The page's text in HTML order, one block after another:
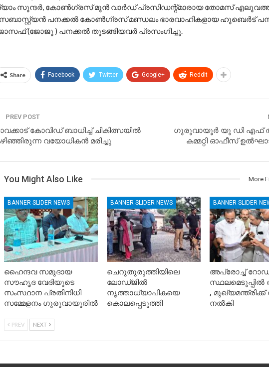
സുന്ദർ, കോൺഗ്രസ്‌ മുൻ വാർഡ് പ്രസിഡന്റ്‌മാരായ തോമസ്
പനക്കൽ കോൺഗ്രസ്‌ മണ്ഡലം ഭാരവാഹികളായ ഹുബെർട്
(ജോജു ) പനക്കൽ തുടങ്ങിയവർ പ്രസംഗിച്ചു.
Share Facebook Twitter Google+ ReddIt
PREV POST
കോവിഡ് ബാധിച്ച് ചികിത്സയിൽ
വയോധികൻ മരിച്ചു
ഗുരുവായൂർ യു ഡി എഫ്
കമ്മറ്റി ഓഫീസ്
You Might Also Like More
BANNER SLIDER NEWS
ഹൈന്ദവ സമുദായ
സൗഹൃദ വേദിയുടെ
സംസ്ഥാന പ്രതിനിധി
സമ്മേളനം ഗുരുവായൂരിൽ
BANNER SLIDER NEWS
ചെറുതുരുത്തിയിലെ
ലോഡ്ജിൽ
നൃത്താധ്യാപികയെ
കൊലപ്പെടുത്തി
BANNER SLIDER
അപ്രോച്ച്
, മുഖ്യമന്ത്രിക്ക്
നൽകി
PREV NEXT